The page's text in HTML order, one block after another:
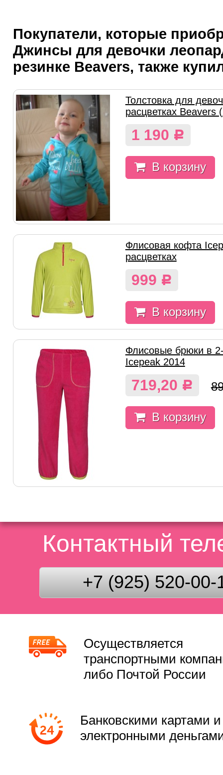
Покупатели, которые
Джинсы для девочки
резинке Beavers, также
Толстовка для
расцветках Beavers
1 190 Р
В корзину
Флисовая кофта
расцветках
999 Р
В корзину
Флисовые брюки в
Icepeak 2014
719,20 Р
В корзину
Контактный
+7 (925) 520-00-
Осуществляется
транспортными
либо Почтой России
Банковскими картами и
электронными